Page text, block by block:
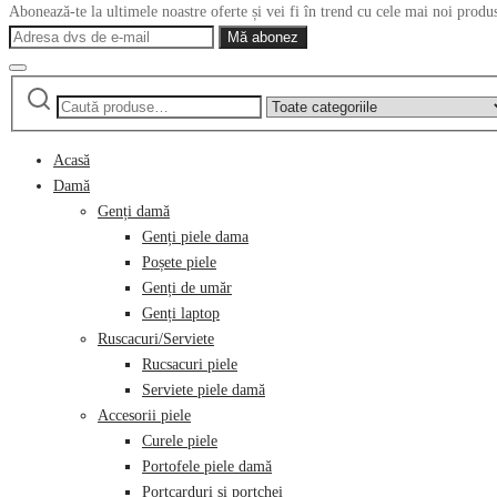
Abonează-te la ultimele noastre oferte și vei fi în trend cu cele mai noi
Caută
după:
Narrow
by
Acasă
Damă
Genți damă
Genți piele dama
Poșete piele
Genți de umăr
Genți laptop
Ruscacuri/Serviete
Rucsacuri piele
Serviete piele damă
Accesorii piele
Curele piele
Portofele piele damă
Portcarduri și portchei